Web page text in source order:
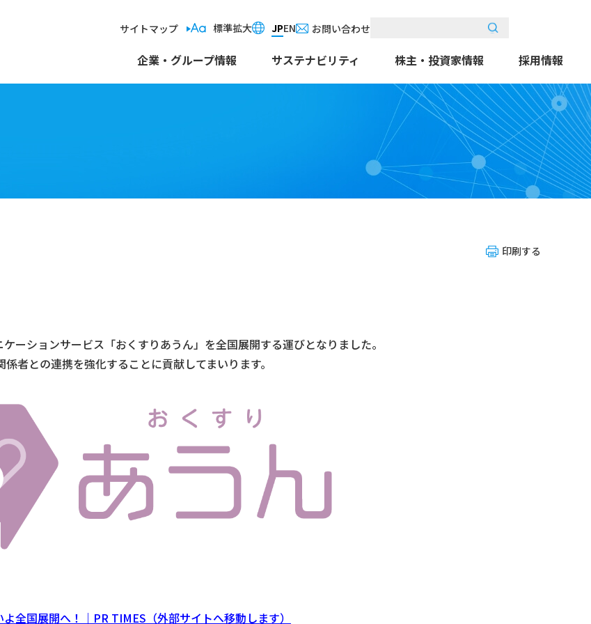
サイトマップ 標準拡大 JPEN お問い合わせ
企業・グループ情報 サステナビリティ 株主・投資家情報 採用情報
ンツール「おくすりあうん」の
印刷する
ーションサービス「おくすりあうん」を全国展開する運びとなりました。
者との連携を強化することに貢献してまいります。
全国展開へ！｜PR TIMES（外部サイトへ移動します）